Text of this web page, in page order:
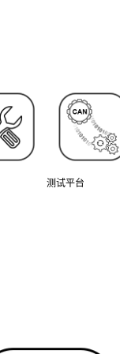
测试平台